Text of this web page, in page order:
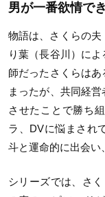
男が一番欲情で
物語は、さくらの
り葉（長谷川）に
師だったさくらは
まったが、共同経
させたことで勝ち
ラ、DVに悩まされ
斗と運命的に出会い
シリーズでは、さ